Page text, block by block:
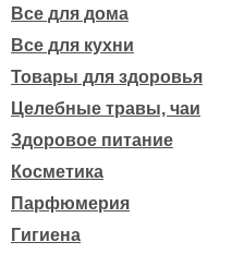
Все для дома
Все для кухни
Товары для здоровья
Целебные травы, чаи
Здоровое питание
Косметика
Парфюмерия
Гигиена